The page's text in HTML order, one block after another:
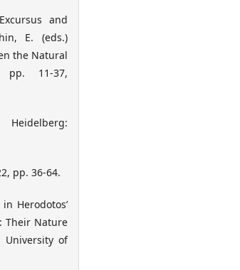
and
E. (eds.)
the Natural
pp. 11-37,
pp. 36-64.
Herodotos’
Their Nature
University of